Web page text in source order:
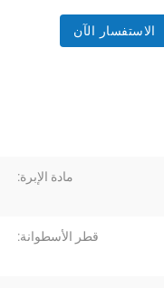
الاستفسار الآن
مادة الإبرة:
قطر الأسطوانة: